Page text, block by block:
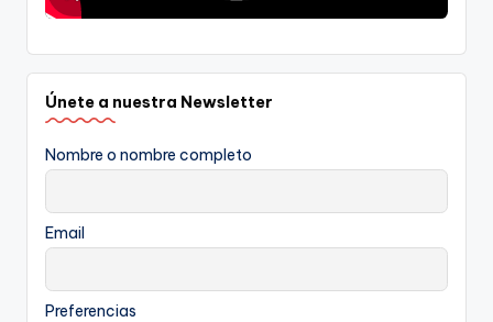
Únete a nuestra Newsletter
Nombre o nombre completo
Email
Preferencias